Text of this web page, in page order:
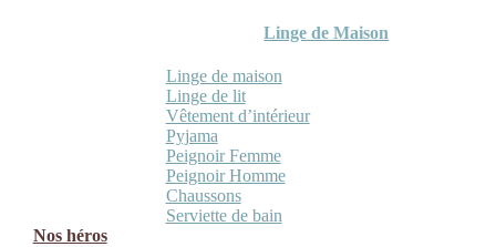
Linge de Maison
Linge de maison
Linge de lit
Vêtement d’intérieur
Pyjama
Peignoir Femme
Peignoir Homme
Chaussons
Serviette de bain
Nos héros